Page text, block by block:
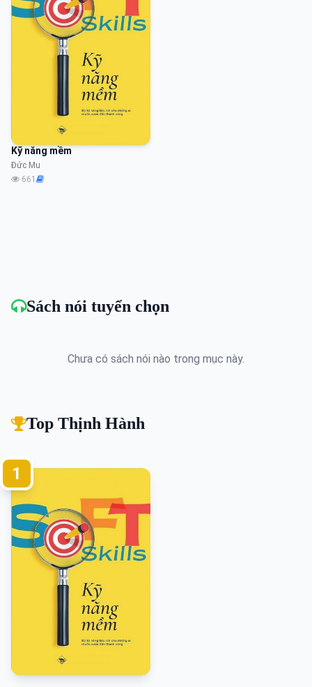
Kỹ năng mềm
Đức Mu
661
Sách nói tuyển chọn
Chưa có sách nói nào trong mục này.
Top Thịnh Hành
1